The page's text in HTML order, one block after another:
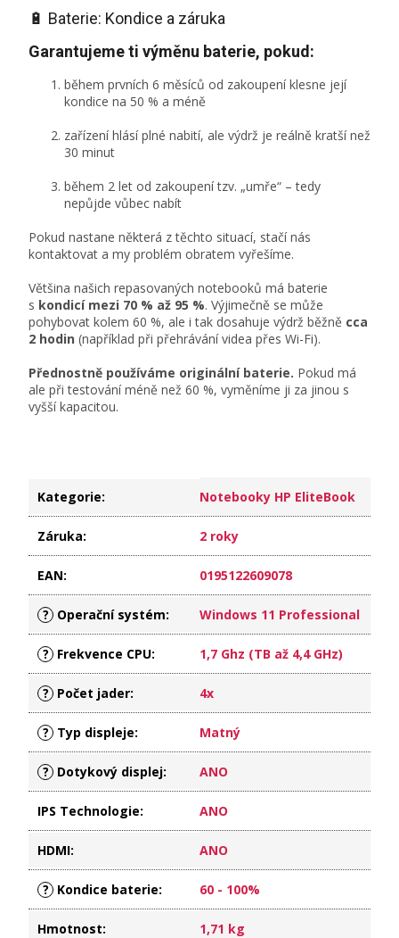
🔋 Baterie: Kondice a záruka
Garantujeme ti výměnu baterie, pokud:
během prvních 6 měsíců od zakoupení klesne její
kondice na 50 % a méně
zařízení hlásí plné nabití, ale výdrž je reálně kratší než
30 minut
během 2 let od zakoupení tzv. „umře“ – tedy
nepůjde vůbec nabít
Pokud nastane některá z těchto situací, stačí nás
kontaktovat a my problém obratem vyřešíme.
Většina našich repasovaných notebooků má baterie
s kondicí mezi 70 % až 95 %. Výjimečně se může
pohybovat kolem 60 %, ale i tak dosahuje výdrž běžně cca
2 hodin (například při přehrávání videa přes Wi-Fi).
Přednostně používáme originální baterie. Pokud má
ale při testování méně než 60 %, vyměníme ji za jinou s
vyšší kapacitou.
Kategorie: Notebooky HP EliteBook
Záruka: 2 roky
EAN: 0195122609078
? Operační systém: Windows 11 Professional
? Frekvence CPU: 1,7 Ghz (TB až 4,4 GHz)
? Počet jader: 4x
? Typ displeje: Matný
? Dotykový displej: ANO
IPS Technologie: ANO
HDMI: ANO
? Kondice baterie: 60 - 100%
Hmotnost: 1,71 kg